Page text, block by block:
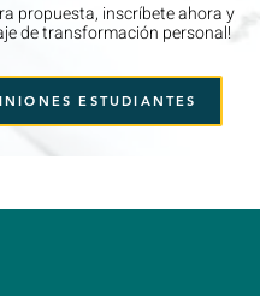
propuesta, inscríbete ahora y
de transformación personal!
ESTUDIANTES